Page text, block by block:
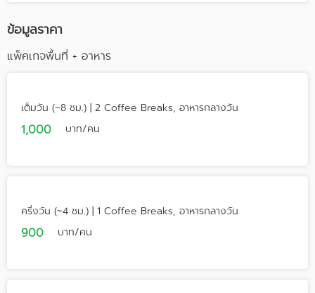
ข้อมูลราคา
แพ็คเกจพื้นที่ + อาหาร
เต็มวัน (~8 ชม.) | 2 Coffee Breaks, อาหารกลางวัน
1,000 บาท/คน
ครึ่งวัน (~4 ชม.) | 1 Coffee Breaks, อาหารกลางวัน
900 บาท/คน